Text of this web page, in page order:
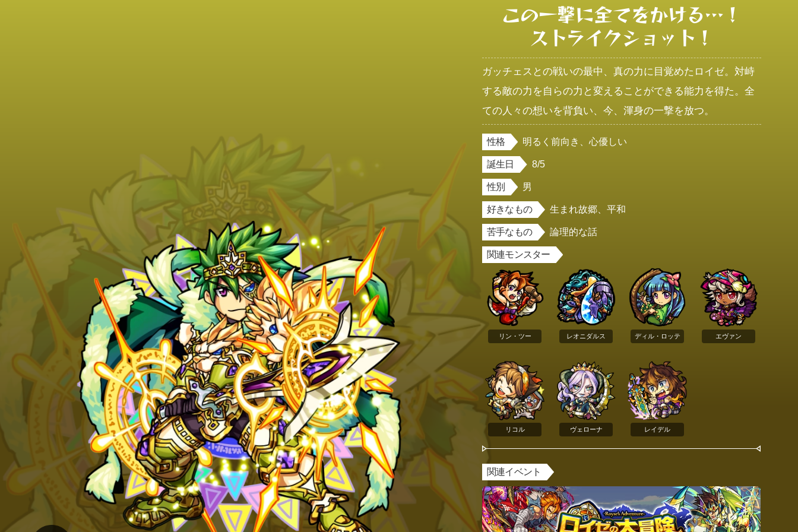
この一撃に全てをかける…！
ストライクショット！
ガッチェスとの戦いの最中、真の力に目覚めたロイゼ。対峙
する敵の力を自らの力と変えることができる能力を得た。全
ての人々の想いを背負い、今、渾身の一撃を放つ。
性格 明るく前向き、心優しい
誕生日 8/5
性別 男
好きなもの 生まれ故郷、平和
苦手なもの 論理的な話
関連モンスター
リン・ツー レオニダルス ディル・ロッテ エヴァン
リコル ヴェローナ レイデル
関連イベント